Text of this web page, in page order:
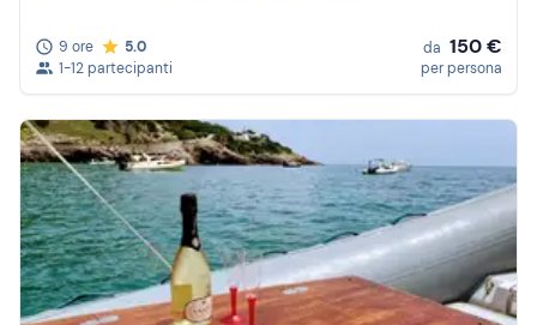
9 ore
5.0
1-12 partecipanti
da 150 €
per persona